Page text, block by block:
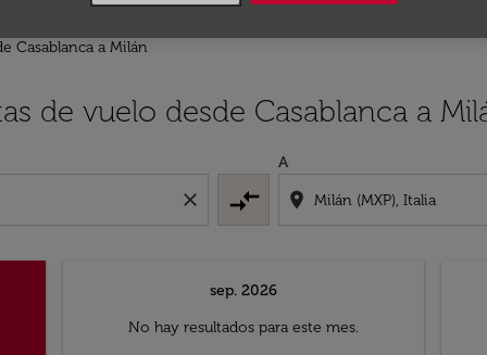
Casablanca a Milán
de vuelo desde Casablanca a
close compare_arrows
A
location_on
sep. 2026
No hay resultados para este mes.